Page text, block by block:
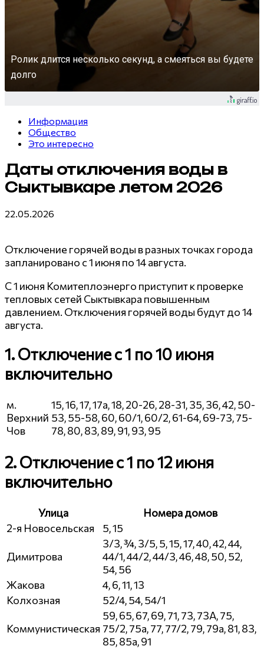
Ролик длится несколько секунд, а смеяться вы будете
долго
Информация
Общество
Это интересно
Даты отключения воды в
Сыктывкаре летом 2026
22.05.2026
Отключение горячей воды в разных точках города
запланировано с 1 июня по 14 августа.
С 1 июня Комитеплоэнерго приступит к проверке
тепловых сетей Сыктывкара повышенным
давлением. Отключения горячей воды будут до 14
августа.
1. Отключение с 1 по 10 июня
включительно
м.
Верхний
Чов
15, 16, 17, 17а, 18, 20-26, 28-31, 35, 36, 42, 50-
53, 55-58, 60, 60/1, 60/2, 61-64, 69-73, 75-
78, 80, 83, 89, 91, 93, 95
2. Отключение с 1 по 12 июня
включительно
Улица
Номера домов
2-я Новосельская
5, 15
Димитрова
3/3, ¾, 3/5, 5, 15, 17, 40, 42, 44,
44/1, 44/2, 44/3, 46, 48, 50, 52,
54, 56
Жакова
4, 6, 11, 13
Колхозная
52/4, 54, 54/1
Коммунистическая
59, 65, 67, 69, 71, 73, 73А, 75,
75/2, 75а, 77, 77/2, 79, 79а, 81, 83,
85, 85а, 91